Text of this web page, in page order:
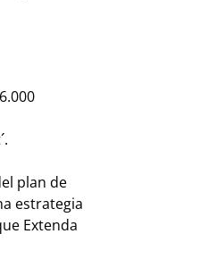
plan de
estrategia
Extenda